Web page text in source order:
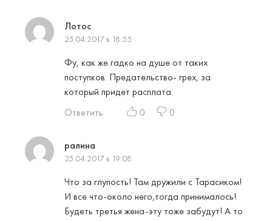
Лотос
25.04.2017 в 18:55
Фу, как же гадко на душе от таких
поступков. Предательство- грех, за
который придет расплата.
Ответить
0 0
ралина
25.04.2017 в 19:08
Что за глупость! Там дружили с Тарасиком!
И все что-около него,тогда принималось!
Будеть третья жена-эту тоже забудут! А то